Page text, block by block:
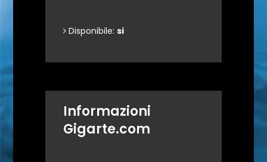
Disponibile: si
Informazioni
Gigarte.com